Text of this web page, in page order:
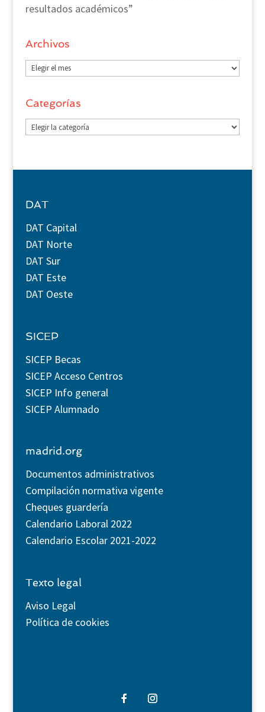
resultados académicos”
Archivos
Archivos
Categorías
Categorías
DAT
DAT Capital
DAT Norte
DAT Sur
DAT Este
DAT Oeste
SICEP
SICEP Becas
SICEP Acceso Centros
SICEP Info general
SICEP Alumnado
madrid.org
Documentos administrativos
Compilación normativa vigente
Cheques guardería
Calendario Laboral 2022
Calendario Escolar 2021-2022
Texto legal
Aviso Legal
Política de cookies